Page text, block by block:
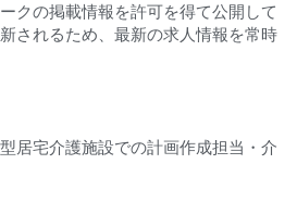
クの掲載情報を許可を得て公開して
されるため、最新の求人情報を常時
居宅介護施設での計画作成担当・介